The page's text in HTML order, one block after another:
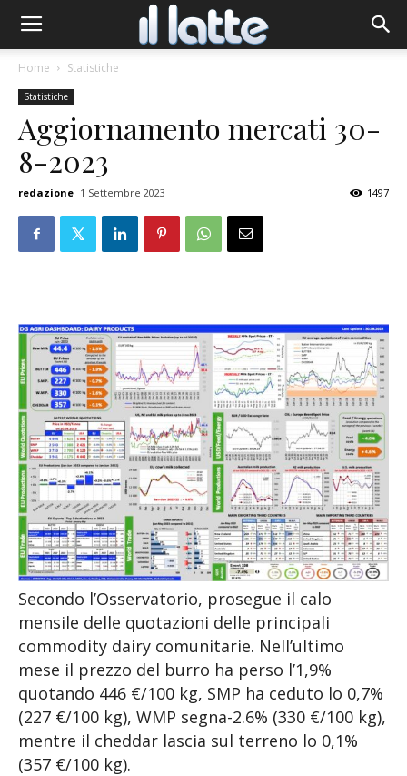
Home Statistiche
Statistiche
Aggiornamento mercati 30-
8-2023
redazione 1 Settembre 2023 1497
Secondo l’Osservatorio, prosegue il calo
mensile delle quotazioni delle principali
commodity dairy comunitarie. Nell’ultimo
mese il prezzo del burro ha perso l’1,9%
quotando 446 €/100 kg, SMP ha ceduto lo 0,7%
(227 €/100 kg), WMP segna-2.6% (330 €/100 kg),
mentre il cheddar lascia sul terreno lo 0,1%
(357 €/100 kg).